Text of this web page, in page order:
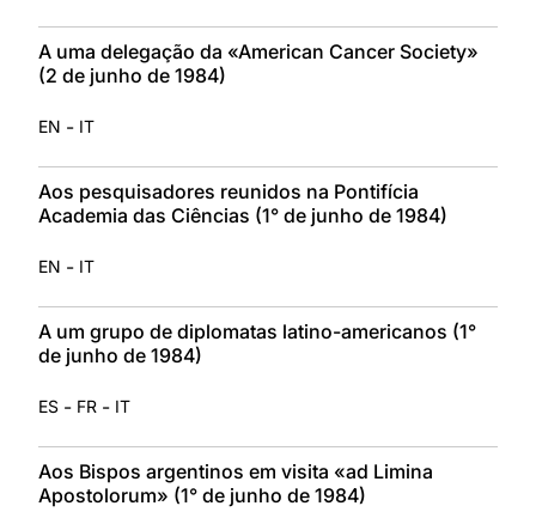
A uma delegação da «American Cancer Society»
(2 de junho de 1984)
EN - IT
Aos pesquisadores reunidos na Pontifícia
Academia das Ciências (1° de junho de 1984)
EN - IT
A um grupo de diplomatas latino-americanos (1°
de junho de 1984)
ES - FR - IT
Aos Bispos argentinos em visita «ad Limina
Apostolorum» (1° de junho de 1984)